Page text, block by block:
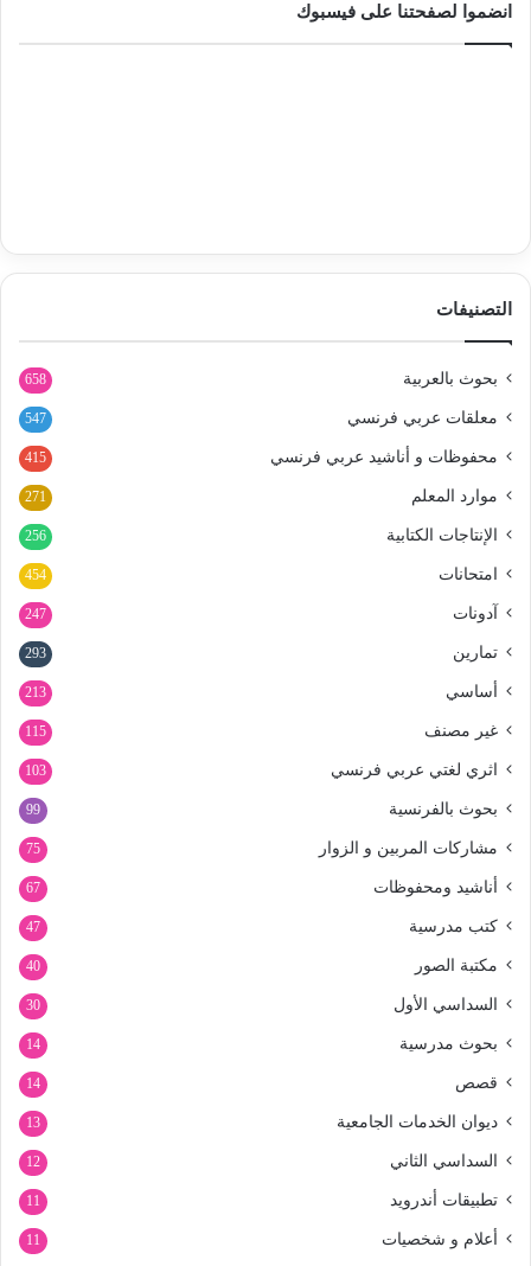
انضموا لصفحتنا على فيسبوك
التصنيفات
بحوث بالعربية 658
معلقات عربي فرنسي 547
محفوظات و أناشيد عربي فرنسي 415
موارد المعلم 271
الإنتاجات الكتابية 256
امتحانات 454
آدونات 247
تمارين 293
أساسي 213
غير مصنف 115
اثري لغتي عربي فرنسي 103
بحوث بالفرنسية 99
مشاركات المربين و الزوار 75
أناشيد ومحفوظات 67
كتب مدرسية 47
مكتبة الصور 40
السداسي الأول 30
بحوث مدرسية 14
قصص 14
ديوان الخدمات الجامعية 13
السداسي الثاني 12
تطبيقات أندرويد 11
أعلام و شخصيات 11